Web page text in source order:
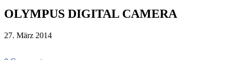
OLYMPUS DIGITAL CAMERA
27. März 2014